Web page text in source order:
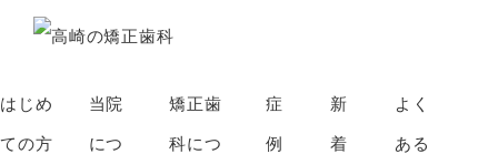
はじめ
ての方
当院
につ
矯正歯
科につ
症
例
新
着
よく
ある